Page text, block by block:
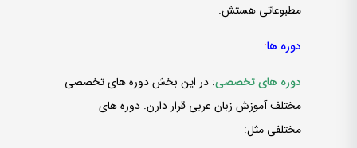
مطبوعاتی هستش.
دوره ­ها:
دوره ­های تخصصی: در این بخش دوره­ های تخصصی
مختلف آموزش زبان عربی قرار دارن. دوره­ های
مختلفی مثل: